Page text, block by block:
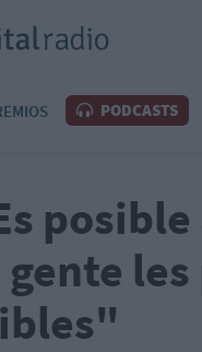
PODCASTS